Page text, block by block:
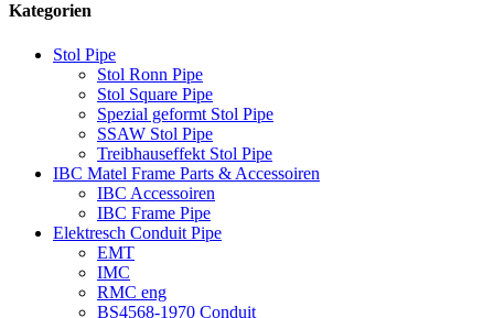
Kategorien
Stol Pipe
Stol Ronn Pipe
Stol Square Pipe
Spezial geformt Stol Pipe
SSAW Stol Pipe
Treibhauseffekt Stol Pipe
IBC Matel Frame Parts & Accessoiren
IBC Accessoiren
IBC Frame Pipe
Elektresch Conduit Pipe
EMT
IMC
RMC eng
BS4568-1970 Conduit